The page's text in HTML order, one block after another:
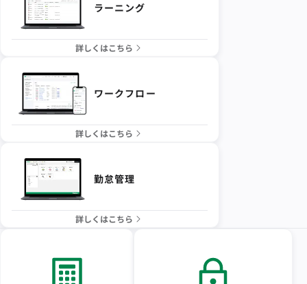
ラーニング
詳しくはこちら
ワークフロー
詳しくはこちら
勤怠管理
詳しくはこちら